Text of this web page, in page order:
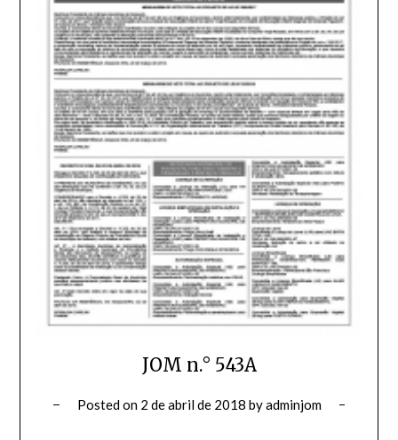
JOM n.° 543A
Posted on 2 de abril de 2018 byadminjom